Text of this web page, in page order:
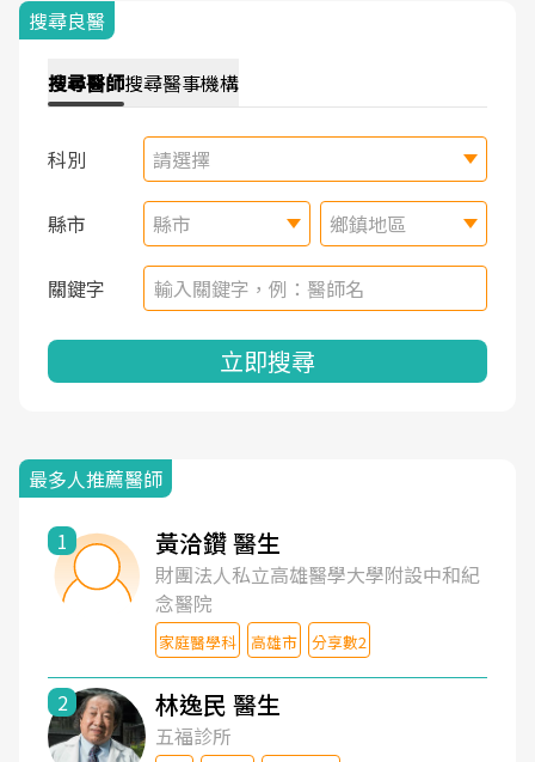
搜尋良醫
搜尋醫師搜尋醫事機構
科別 請選擇
縣市 縣市 鄉鎮地區
關鍵字
立即搜尋
最多人推薦醫師
1 黃洽鑽 醫生
財團法人私立高雄醫學大學附設中和紀
念醫院
家庭醫學科 高雄市 分享數2
2 林逸民 醫生
五福診所